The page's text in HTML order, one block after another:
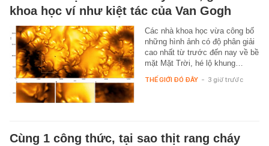
khoa học ví như kiệt tác của Van Gogh
Các nhà khoa học vừa công bố
những hình ảnh có độ phân giải
cao nhất từ trước đến nay về bề
mặt Mặt Trời, hé lộ khung…
THẾ GIỚI ĐÓ ĐÂY - 3 giờ trước
Cùng 1 công thức, tại sao thịt rang cháy